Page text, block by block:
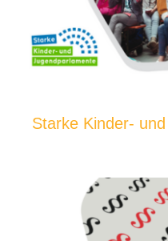
Starke Kinder-